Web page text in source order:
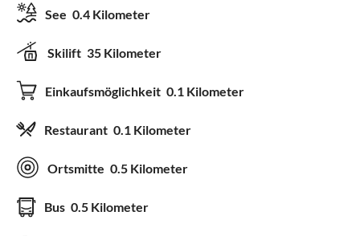
See 0.4 Kilometer
Skilift 35 Kilometer
Einkaufsmöglichkeit 0.1 Kilometer
Restaurant 0.1 Kilometer
Ortsmitte 0.5 Kilometer
Bus 0.5 Kilometer